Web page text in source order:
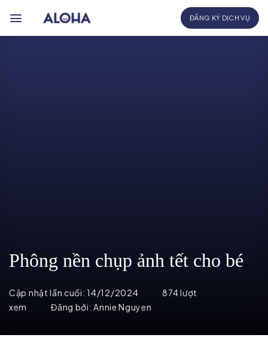
qua
ĐĂNG KÝ DỊCH VỤ
Phông nền chụp ảnh tết cho bé
Cập nhật lần cuối:14/12/2024
874 lượt
xem
Đăng bởi:Annie Nguyen